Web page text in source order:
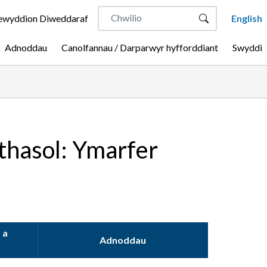
Diweddaraf English
Adnoddau Canolfannau / Darparwyr hyfforddiant Swyddi
Ymarfer
Adnoddau